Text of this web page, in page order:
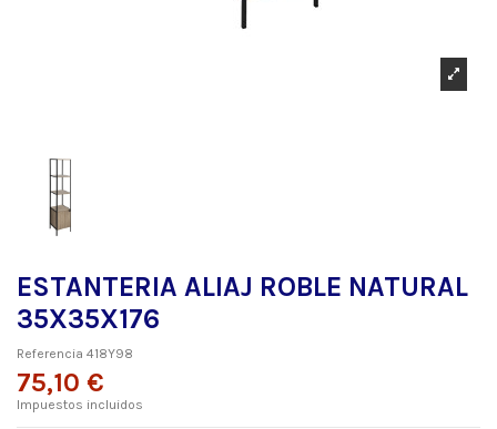
ESTANTERIA ALIAJ ROBLE NATURAL
35X35X176
Referencia 418Y98
75,10 €
Impuestos incluidos